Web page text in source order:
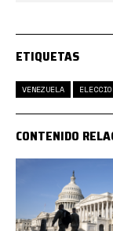
ETIQUETAS
VENEZUELA
CONTENIDO